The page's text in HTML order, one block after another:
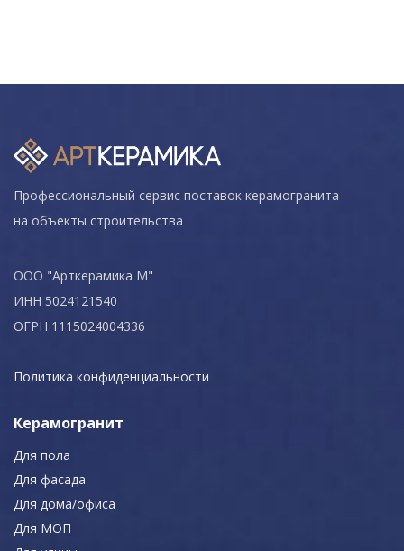
Профессиональный сервис поставок керамогранита
на объекты строительства
ООО "Арткерамика М"
ИНН 5024121540
ОГРН 1115024004336
Политика конфиденциальности
Керамогранит
Для пола
Для фасада
Для дома/офиса
Для МОП